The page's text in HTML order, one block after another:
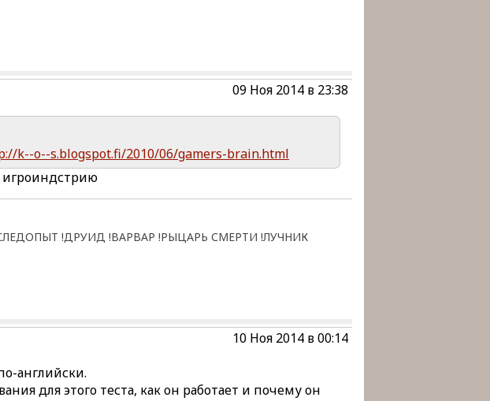
09 Ноя 2014 в 23:38
k--o--s.blogspot.fi/2010/06/gamers-brain.html
игроиндстрию
!ДРУИД !ВАРВАР !РЫЦАРЬ СМЕРТИ !ЛУЧНИК
10 Ноя 2014 в 00:14
английски.
для этого теста, как он работает и почему он